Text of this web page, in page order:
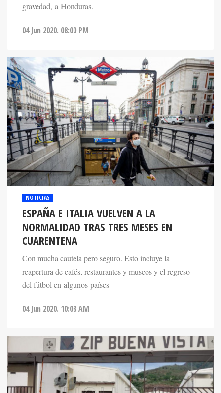
gravedad, a Honduras.
04 Jun 2020. 08:00 PM
NOTICIAS
ESPAÑA E ITALIA VUELVEN A LA
NORMALIDAD TRAS TRES MESES EN
CUARENTENA
Con mucha cautela pero seguro. Esto incluye la
reapertura de cafés, restaurantes y museos y el regreso
del fútbol en algunos países.
04 Jun 2020. 10:08 AM